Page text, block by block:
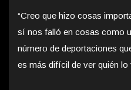
“Creo que hizo cosas
sí nos falló en cosas como
número de deportaciones
es más difícil de ver quién lo